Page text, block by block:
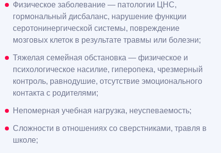
Физическое заболевание — патологии ЦНС,
гормональный дисбаланс, нарушение функции
серотонинергической системы, повреждение
мозговых клеток в результате травмы или болезни;
Тяжелая семейная обстановка — физическое и
психологическое насилие, гиперопека, чрезмерный
контроль, равнодушие, отсутствие эмоционального
контакта с родителями;
Непомерная учебная нагрузка, неуспеваемость;
Сложности в отношениях со сверстниками, травля в
школе;